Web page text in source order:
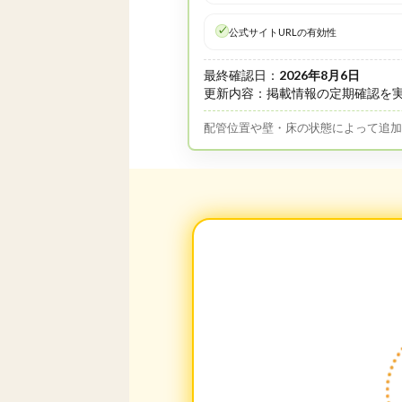
公式サイトURLの有効性
最終確認日： 2026年8月6日
更新内容：掲載情報の定期確認を
配管位置や壁・床の状態によって追